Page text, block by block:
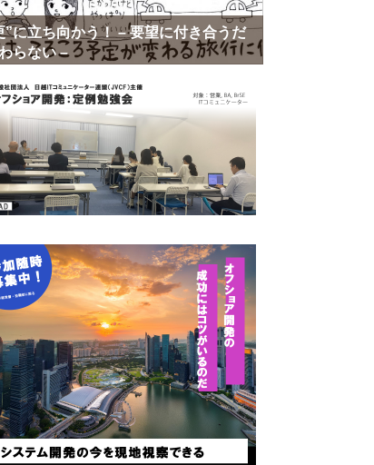
”に立ち向かう！ – 要望に付き合うだ
らない –